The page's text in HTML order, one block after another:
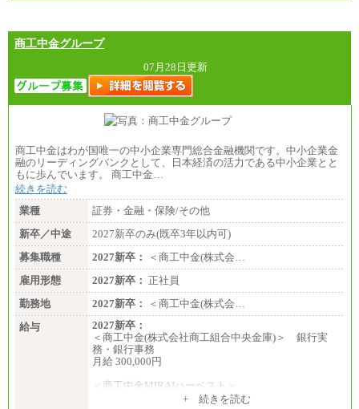
県、福島県、山形県
・月給には一律地域手当を含んだ金額を表示
（一律地域手当：※1…36,000円、※2…33,000円、
※3…28,000円、※4…25,000円、※5…23,000円）
・試用期間中も給与変更なし
●基幹職（地域限定社員）
・大学・院卒／月給185,000 円～219,000 円 ※勤務地
〈東京・神奈川〉219,000 円
〈大阪・兵庫〉209,000 円
〈愛知〉194,500 円 〈福岡〉1
・専門・短大卒／月給185,000 円～210,000 円 ※勤務
地により異なる。
〈東京・神奈川〉210,000 円
〈大阪・兵庫〉200,000 円
〈愛知〉194,500 円 〈福
岡〉185,000円
※基本給のみ（地域手当なし）
※試用期間中も給与変更なし
中途：
【阪急交通社】
◆正社員/総合職
月給250,000円～(※1)、247,000円～(※2)、242,000円
～(※3)、239,000円～(※4)、237,000円～（※5）
・月給は一律地域手当を含んだ金額を表示
（※1…36,000円、※2…33,000円、※3…28,000円、
※4…25,000円、※5…23,000円）
商工中金グループ
07月28日更新
商工中金はわが国唯一の中小企業専門総合金融機関です。中小企業金
融のリーディングバンクとして、日本経済の活力である中小企業とと
もに歩んでいます。 商工中金…
続きを読む
業種
証券・金融・保険/その他
新卒／中途
2027新卒のみ(既卒3年以内可)
募集職種
2027新卒：
＜商工中金(株式会…
雇用形態
2027新卒： 正社員
勤務地
2027新卒：
＜商工中金(株式会…
給与
2027新卒：
＜商工中金(株式会社商工組合中央金庫)＞ 銀行実
務・銀行事務
月給 300,000円
＜商工中金MIRAIハーベスト＞
+ 続きを読む